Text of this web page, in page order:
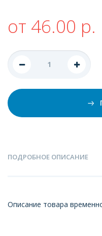
от 46.00 р.
ПОДРОБНОЕ ОПИСАНИЕ
Описание товара